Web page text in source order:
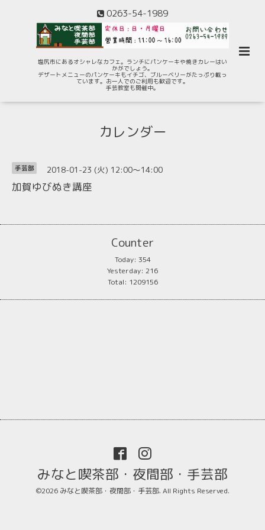
0263-54-1989
塩尻市にあるオシャレなカフェ。ランチにパンケーキや焼きカレーはい
かがでしょう。
デザートメニューのパンケーキもイチゴ、ブルーベリーがたっぷり載っ
ています。お一人でのご利用も歓迎です。
手芸教室も開催中。
カレンダー
手芸部 2018-01-23 (火) 12:00～14:00
加賀ゆびぬき講座
Counter
Today: 354
Yesterday: 216
Total: 1209156
みなと喫茶部・夜間部・手芸部
©2026 みなと喫茶部・夜間部・手芸部. All Rights Reserved.